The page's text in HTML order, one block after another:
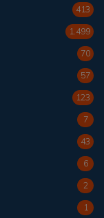
413
1.499
70
57
123
7
43
6
2
1